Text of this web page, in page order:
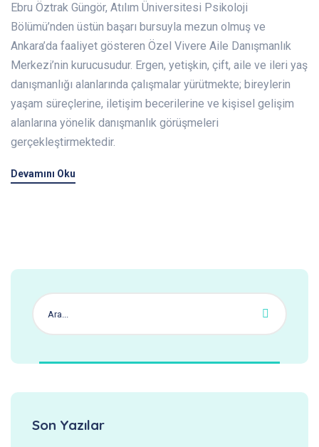
Ebru Öztrak Güngör, Atılım Üniversitesi Psikoloji
Bölümü’nden üstün başarı bursuyla mezun olmuş ve
Ankara’da faaliyet gösteren Özel Vivere Aile Danışmanlık
Merkezi’nin kurucusudur. Ergen, yetişkin, çift, aile ve ileri yaş
danışmanlığı alanlarında çalışmalar yürütmekte; bireylerin
yaşam süreçlerine, iletişim becerilerine ve kişisel gelişim
alanlarına yönelik danışmanlık görüşmeleri
gerçekleştirmektedir.
Devamını Oku
Son Yazılar